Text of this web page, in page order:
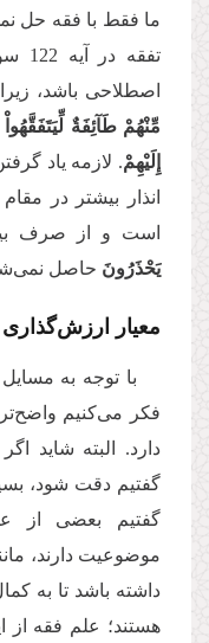
ما فقط با فقه حل
اصطلاحی باشد،
مِّنْهُمْ طَآئِفَةٌ
إِلَیْهِمْ. لازمه یاد
انذار بیشتر در
است و از صرف
یَحْذَرُونَ حاصل
معیار
با توجه به
فکر می‌کنیم
دارد. البته شاید
گفتیم دقت شود،
گفتیم بعضی از
موضوعیت دارند،
داشته باشد تا به
هستند؛ علم فقه از